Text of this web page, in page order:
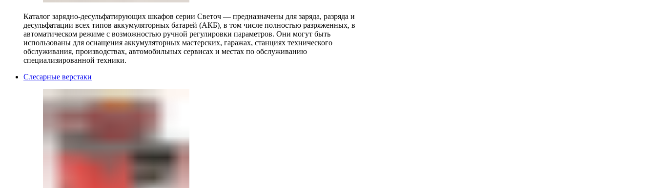
Каталог зарядно-десульфатирующих шкафов серии Светоч — предназначены для заряда, разряда и
десульфатации всех типов аккумуляторных батарей (АКБ), в том числе полностью разряженных, в
автоматическом режиме с возможностью ручной регулировки параметров. Они могут быть
использованы для оснащения аккумуляторных мастерских, гаражах, станциях технического
обслуживания, производствах, автомобильных сервисах и местах по обслуживанию
специализированной техники.
Слесарные верстаки